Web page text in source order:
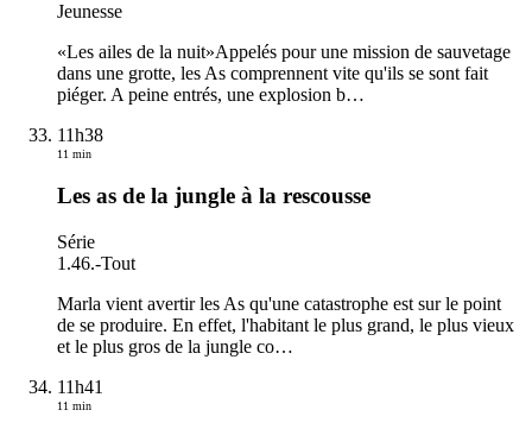
Jeunesse
«Les ailes de la nuit»Appelés pour une mission de sauvetage
dans une grotte, les As comprennent vite qu'ils se sont fait
piéger. A peine entrés, une explosion b…
11h38
11 min
Les as de la jungle à la rescousse
Série
1.46.-Tout
Marla vient avertir les As qu'une catastrophe est sur le point
de se produire. En effet, l'habitant le plus grand, le plus vieux
et le plus gros de la jungle co…
11h41
11 min